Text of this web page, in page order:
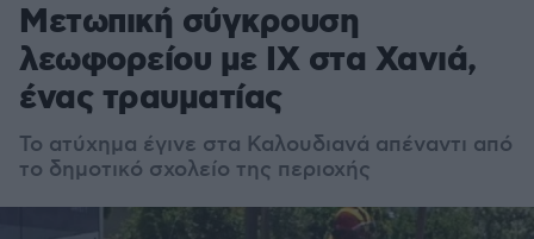
Μετωπική σύγκρουση
λεωφορείου με ΙΧ στα Χανιά,
ένας τραυματίας
Το ατύχημα έγινε στα Καλουδιανά απέναντι από
το δημοτικό σχολείο της περιοχής